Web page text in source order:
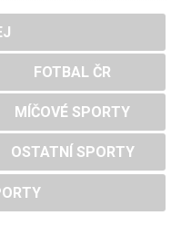
FOTBAL ČR
MÍČOVÉ SPORTY
OSTATNÍ SPORTY